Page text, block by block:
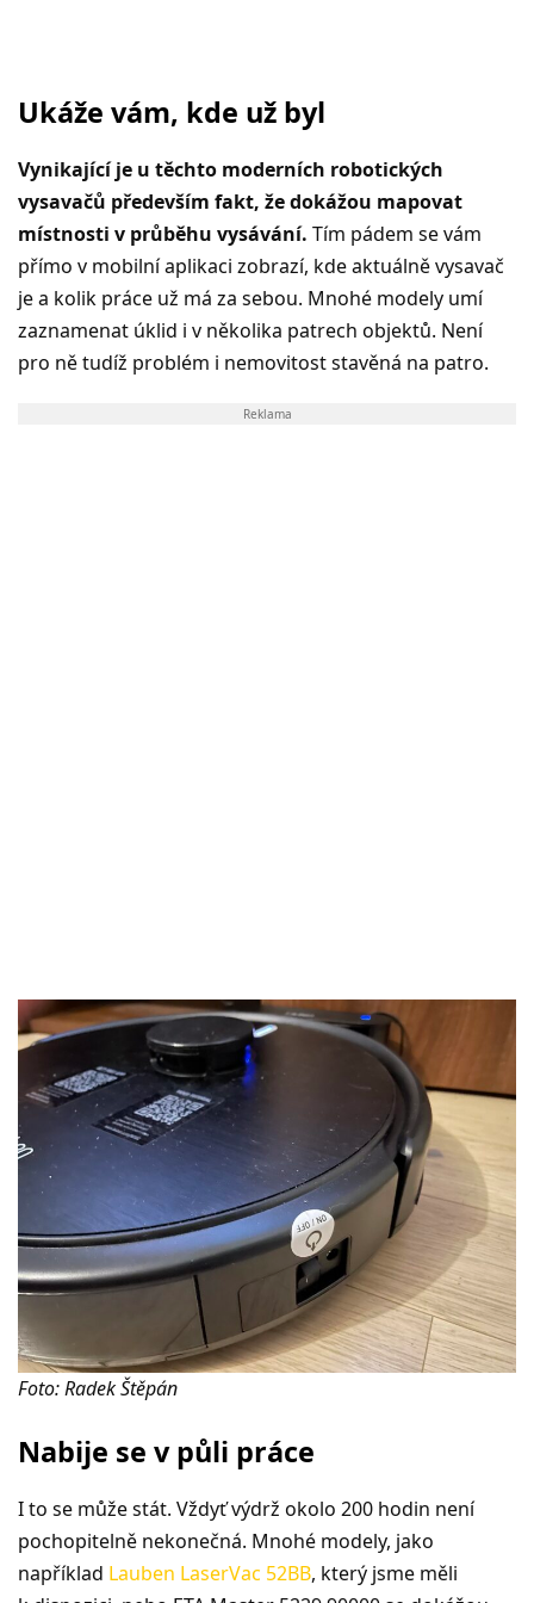
Ukáže vám, kde už byl
Vynikající je u těchto moderních robotických
vysavačů především fakt, že dokážou mapovat
místnosti v průběhu vysávání. Tím pádem se vám
přímo v mobilní aplikaci zobrazí, kde aktuálně vysavač
je a kolik práce už má za sebou. Mnohé modely umí
zaznamenat úklid i v několika patrech objektů. Není
pro ně tudíž problém i nemovitost stavěná na patro.
Reklama
Foto: Radek Štěpán
Nabije se v půli práce
I to se může stát. Vždyť výdrž okolo 200 hodin není
pochopitelně nekonečná. Mnohé modely, jako
například Lauben LaserVac 52BB, který jsme měli